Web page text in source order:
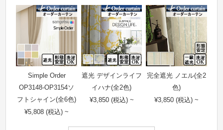
Simple Order
OP3148-OP3154ソ
フトシャイン(全6色)
¥5,808 (税込) ~
遮光 デザインライフ
イハナ(全2色)
¥3,850 (税込) ~
完全遮光 ノエル(全2
色)
¥3,850 (税込) ~